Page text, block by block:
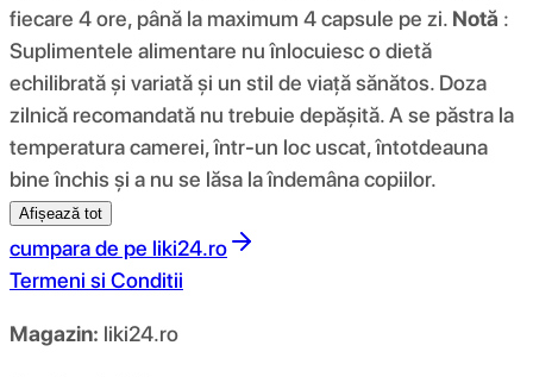
fiecare 4 ore, până la maximum 4 capsule pe zi. Notă :
Suplimentele alimentare nu înlocuiesc o dietă
echilibrată și variată și un stil de viață sănătos. Doza
zilnică recomandată nu trebuie depășită. A se păstra la
temperatura camerei, într-un loc uscat, întotdeauna
bine închis și a nu se lăsa la îndemâna copiilor.
Afișează tot
cumpara de pe liki24.ro
Termeni si Conditii
Magazin: liki24.ro